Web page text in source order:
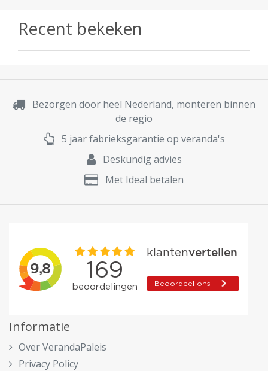
Recent bekeken
Bezorgen door heel Nederland, monteren binnen
de regio
5 jaar fabrieksgarantie op veranda's
Deskundig advies
Met Ideal betalen
Informatie
Over VerandaPaleis
Privacy Policy